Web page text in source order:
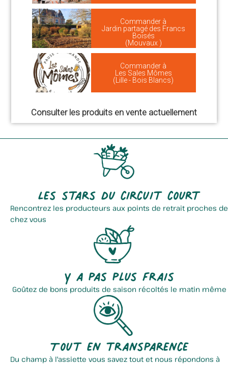
Commander à
Jardin partagé des Francs
Boisés
(Mouvaux )
Commander à
Les Sales Mômes
(Lille - Bois Blancs)
Consulter les produits en vente actuellement
Les stars du circuit court
Rencontrez les producteurs aux points de retrait proches de
chez vous
Y a pas plus frais
Goûtez de bons produits de saison récoltés le matin même
Tout en transparence
Du champ à l'assiette vous savez tout et nous répondons à